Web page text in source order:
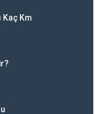
Kaç Km